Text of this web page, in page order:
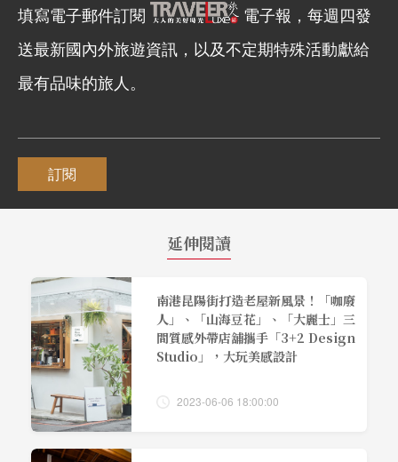
填寫電子郵件訂閱
電子報，每週四發
送最新國內外旅遊資訊，以及不定期特殊活動獻給
最有品味的旅人。
訂閱
延伸閱讀
南港昆陽街打造老屋新風景！「咖廢
人」、「山海豆花」、「大麗士」三
間質感外帶店舖攜手「3+2 Design
Studio」，大玩美感設計
2023-06-06 18:00:00